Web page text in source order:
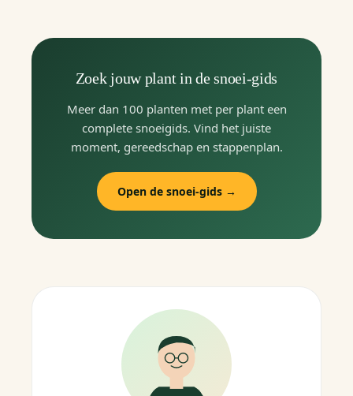
Zoek jouw plant in de snoei-gids
Meer dan 100 planten met per plant een
complete snoeigids. Vind het juiste
moment, gereedschap en stappenplan.
Open de snoei-gids →